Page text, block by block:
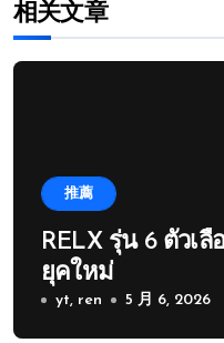
相关文章
推薦
RELX รุ่น 6 ตัวเ
ยุคใหม่
yt, ren 5 月 6, 2026